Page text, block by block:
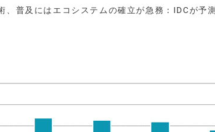
普及にはエコシステムの確立が急務：IDCが予測